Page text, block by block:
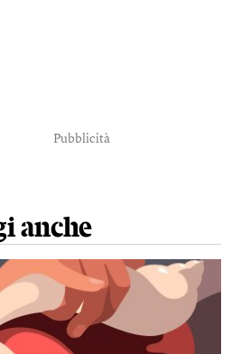
Pubblicità
anche